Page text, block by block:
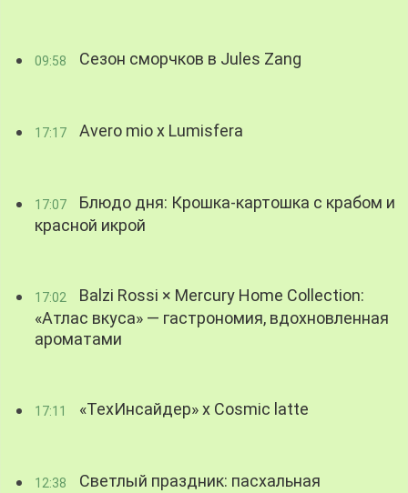
09:58 Сезон сморчков в Jules Zang
17:17 Avero mio x Lumisfera
17:07
Блюдо дня: Крошка-картошка с крабом и
красной икрой
17:02
Balzi Rossi × Mercury Home Collection:
«Атлас вкуса» — гастрономия, вдохновленная
ароматами
17:11 «ТехИнсайдер» х Cosmic latte
12:38
Светлый праздник: пасхальная